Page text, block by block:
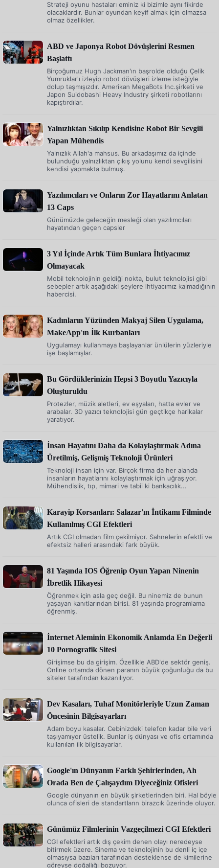
Strateji oyunu hastaları eminiz ki bizimle aynı fikirde
olacaklardır. Bunlar oyundan keyif almak için olmazsa
olmaz özellikler.
ABD ve Japonya Robot Dövüşlerini Resmen
Başlattı
Birçoğumuz Hugh Jackman'ın başrolde olduğu Çelik
Yumruklar'ı izleyip robot dövüşleri izleme isteğiyle
dolup taşmışızdır. Amerikan MegaBots Inc.şirketi ve
Japon Suidobashi Heavy Industry şirketi robotlarını
kapıştırdılar.
Yalnızlıktan Sıkılıp Kendisine Robot Bir Sevgili
Yapan Mühendis
Yalnızlık Allah'a mahsus. Bu arkadaşımız da içinde
bulunduğu yalnızlıktan çıkış yolunu kendi sevgilisini
kendisi yapmakta bulmuş.
Yazılımcıları ve Onların Zor Hayatlarını Anlatan
13 Caps
Günümüzde geleceğin mesleği olan yazılımcıları
hayatından geçen capsler
3 Yıl İçinde Artık Tüm Bunlara İhtiyacımız
Olmayacak
Mobil teknolojinin geldiği nokta, bulut teknolojisi gibi
sebepler artık aşağıdaki şeylere ihtiyacımız kalmadığının
habercisi.
Kadınların Yüzünden Makyaj Silen Uygulama,
MakeApp'ın İlk Kurbanları
Uygulamayı kullanmaya başlayanlar ünlülerin yüzleriyle
işe başlamışlar.
Bu Gördüklerinizin Hepsi 3 Boyutlu Yazıcıyla
Oluşturuldu
Protezler, müzik aletleri, ev eşyaları, hatta evler ve
arabalar. 3D yazıcı teknolojisi gün geçtikçe harikalar
yaratıyor.
İnsan Hayatını Daha da Kolaylaştırmak Adına
Üretilmiş, Gelişmiş Teknoloji Ürünleri
Teknoloji insan için var. Birçok firma da her alanda
insanların hayatlarını kolaylaştırmak için uğraşıyor.
Mühendislik, tıp, mimari ve tabii ki bankacılık...
Karayip Korsanları: Salazar'ın İntikamı Filminde
Kullanılmış CGI Efektleri
Artık CGI olmadan film çekilmiyor. Sahnelerin efektli ve
efektsiz halleri arasındaki fark büyük.
81 Yaşında IOS Öğrenip Oyun Yapan Ninenin
İbretlik Hikayesi
Öğrenmek için asla geç değil. Bu ninemiz de bunun
yaşayan kanıtlarından birisi. 81 yaşında programlama
öğrenmiş.
İnternet Aleminin Ekonomik Anlamda En Değerli
10 Pornografik Sitesi
Girişimse bu da girişim. Özellikle ABD'de sektör geniş.
Online ortamda dönen paranın büyük çoğunluğu da bu
siteler tarafından kazanılıyor.
Dev Kasaları, Tuhaf Monitörleriyle Uzun Zaman
Öncesinin Bilgisayarları
Adam boyu kasalar. Cebinizdeki telefon kadar bile veri
taşıyamıyor üstelik. Bunlar iş dünyası ve ofis ortamında
kullanılan ilk bilgisayarlar.
Google'ın Dünyanın Farklı Şehirlerinden, Ah
Orada Ben de Çalışaydım Diyeceğiniz Ofisleri
Google dünyanın en büyük şirketlerinden biri. Hal böyle
olunca ofisleri de standartların birazcık üzerinde oluyor.
Günümüz Filmlerinin Vazgeçilmezi CGI Efektleri
CGI efektleri artık dış çekim denen olayı neredeyse
bitirmek üzere. Sinema ve teknolojinin bu denli iç içe
olmasıysa bazıları tarafından desteklense de kimilerine
göreyse doğallığı bozuyor.